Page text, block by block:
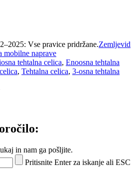
Vse pravice pridržane.Zemljevid
mobilne naprave
tehtalna celica, Enoosna tehtalna
, Tehtalna celica, 3-osna tehtalna
in nam ga pošljite.
Pritisnite Enter za iskanje ali ESC